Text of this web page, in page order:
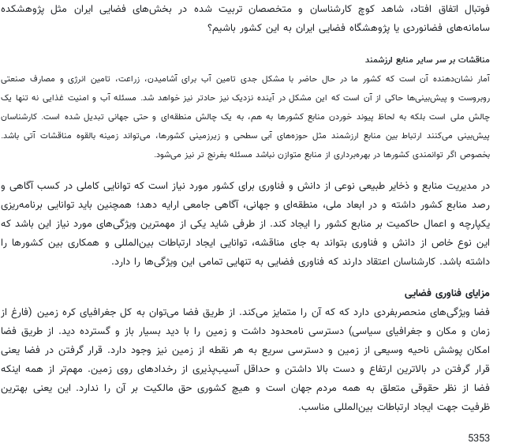
فوتبال اتفاق افتاد، شاهد کوچ کارشناسان و متخصصان تربیت شده در بخش‌های فضایی ایران مثل پژوهشکده
سامانه‌های فضانوردی یا پژوهشگاه فضایی ایران به این کشور باشیم؟
مناقشات بر سر سایر منابع ارزشمند
آمار نشان‌دهنده آن است که کشور ما در حال حاضر با مشکل جدی تامین آب برای آشامیدن، زراعت، تامین انرژی و مصارف صنعتی
روبروست و پیش‌بینی‌ها حاکی از آن است که این مشکل در آینده نزدیک نیز حادتر نیز خواهد شد. مسئله آب و امنیت غذایی نه ‌تنها یک
چالش ملی است بلکه به لحاظ پیوند خوردن منابع کشورها به هم، به یک چالش منطقه‌ای و حتی جهانی تبدیل شده است. کارشناسان
پیش‌بینی می‌کنند ارتباط بین منابع ارزشمند مثل حوزه‌های آبی سطحی و زیرزمینی کشورها، می‌تواند زمینه بالقوه مناقشات آتی باشد.
بخصوص اگر توانمندی کشورها در بهره‌برداری از منابع متوازن نباشد مسئله بغرنج تر نیز می‌شود.
در مدیریت منابع و ذخایر طبیعی نوعی از دانش و فناوری برای کشور مورد نیاز است که توانایی کاملی در کسب آگاهی و
رصد منابع کشور داشته و در ابعاد ملی، منطقه‌ای و جهانی، آگاهی جامعی ارایه دهد؛ همچنین باید توانایی برنامه‌ریزی
یکپارچه و اعمال حاکمیت بر منابع کشور را ایجاد کند. از طرفی شاید یکی از مهمترین ویژگی‌های مورد نیاز این باشد که
این نوع خاص از دانش و فناوری بتواند به جای مناقشه، توانایی ایجاد ارتباطات بین‌المللی و همکاری بین کشورها را
داشته باشد. کارشناسان اعتقاد دارند که فناوری فضایی به تنهایی تمامی این ویژگی‌ها را دارد.
مزایای فناوری فضایی
فضا ویژگی‌های منحصربفردی دارد که که آن را متمایز می‌کند. از طریق فضا می‌توان به کل جغرافیای کره زمین (فارغ از
زمان و مکان و جغرافیای سیاسی) دسترسی نامحدود داشت و زمین را با دید بسیار باز و گسترده دید. از طریق فضا
امکان پوشش ناحیه وسیعی از زمین و دسترسی سریع به هر نقطه از زمین نیز وجود دارد. قرار گرفتن در فضا یعنی
قرار گرفتن در بالاترین ارتفاع و دست بالا داشتن و حداقل آسیب‌پذیری از رخدادهای روی زمین. مهم‌تر از همه اینکه
فضا از نظر حقوقی متعلق به همه مردم جهان است و هیچ کشوری حق مالکیت بر آن را ندارد. این یعنی بهترین
ظرفیت جهت ایجاد ارتباطات بین‌المللی مناسب.
5353